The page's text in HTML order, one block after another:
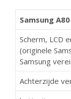
Samsung
Scherm, LCD
(originele
Samsung
Achterzijde